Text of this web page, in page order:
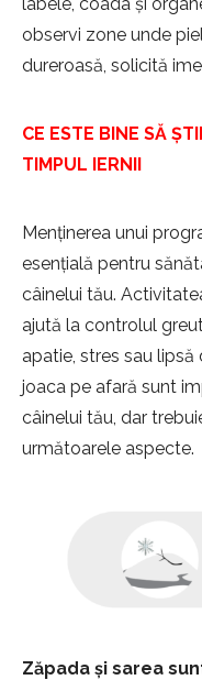
observi zone unde
dureroasă, solicită
CE ESTE BINE SĂ
TIMPUL IERNII
Menținerea unui
esențială pentru
câinelui tău.
ajută la controlul
apatie, stres sau
joaca pe afară sunt
câinelui tău, dar
următoarele aspecte.
Zăpada și sarea